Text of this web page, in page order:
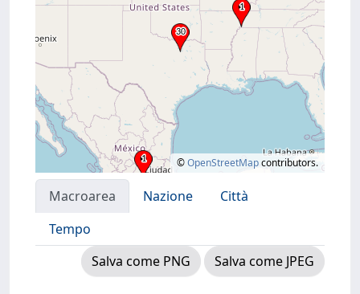
©OpenStreetMapcontributors.
Macroarea Nazione
Città
Tempo
Salva come PNG
Salva come JPEG